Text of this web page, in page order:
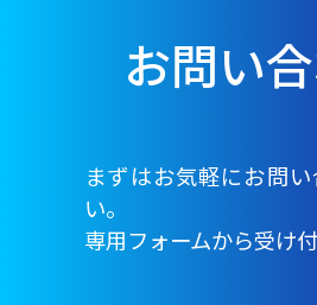
お問い
まずはお気軽にお問
い。
専用フォームから受け